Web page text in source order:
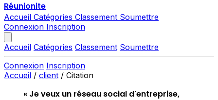
Réunionite
Accueil Catégories Classement Soumettre
Connexion Inscription
Accueil Catégories Classement Soumettre
Connexion Inscription
Accueil / client / Citation
« Je veux un réseau social d'entreprise,